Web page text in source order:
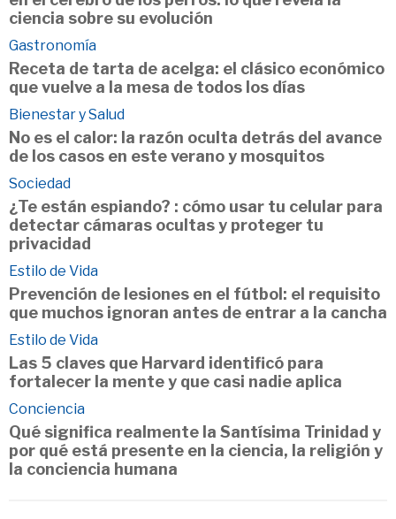
ciencia sobre su evolución
Gastronomía
Receta de tarta de acelga: el clásico económico
que vuelve a la mesa de todos los días
Bienestar y Salud
No es el calor: la razón oculta detrás del avance
de los casos en este verano y mosquitos
Sociedad
¿Te están espiando? : cómo usar tu celular para
detectar cámaras ocultas y proteger tu
privacidad
Estilo de Vida
Prevención de lesiones en el fútbol: el requisito
que muchos ignoran antes de entrar a la cancha
Estilo de Vida
Las 5 claves que Harvard identificó para
fortalecer la mente y que casi nadie aplica
Conciencia
Qué significa realmente la Santísima Trinidad y
por qué está presente en la ciencia, la religión y
la conciencia humana